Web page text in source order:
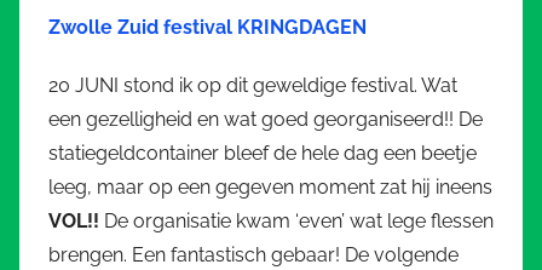
Zwolle Zuid festival KRINGDAGEN
20 JUNI stond ik op dit geweldige festival. Wat
een gezelligheid en wat goed georganiseerd!! De
statiegeldcontainer bleef de hele dag een beetje
leeg, maar op een gegeven moment zat hij ineens
VOL!! De organisatie kwam ‘even’ wat lege flessen
brengen. Een fantastisch gebaar! De volgende